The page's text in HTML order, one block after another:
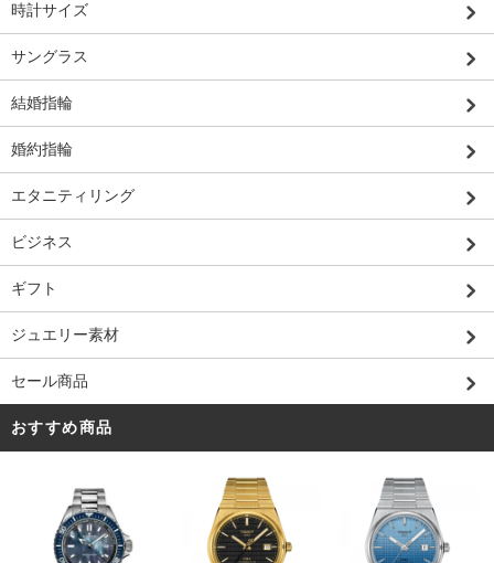
時計サイズ
サングラス
結婚指輪
婚約指輪
エタニティリング
ビジネス
ギフト
ジュエリー素材
セール商品
おすすめ商品